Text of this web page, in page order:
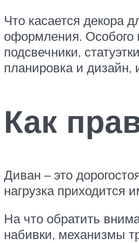
Что касается декора
оформления. Особого
подсвечники,
планировка и дизайн,
Как
Диван – это
нагрузка приходится
На что обратить
набивки, механизмы